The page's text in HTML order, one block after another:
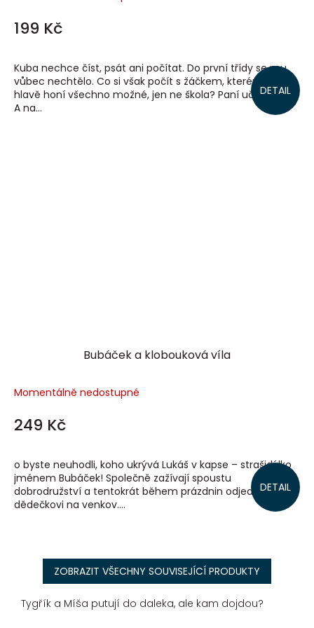
199 Kč
DETAIL
Kuba nechce číst, psát ani počítat. Do první třídy se mu
vůbec nechtělo. Co si však počít s žáčkem, kterému se v
hlavě honí všechno možné, jen ne škola? Paní učitelka z 1.
A na...
Bubáček a klobouková víla
Momentálně nedostupné
249 Kč
DETAIL
o byste neuhodli, koho ukrývá Lukáš v kapse – strašidýlko
jménem Bubáček! Společně zažívají spoustu
dobrodružství a tentokrát během prázdnin odjedou k
dědečkovi na venkov....
ZOBRAZIT VŠECHNY SOUVISEJÍCÍ PRODUKTY
Tygřík a Míša putují do daleka, ale kam dojdou?